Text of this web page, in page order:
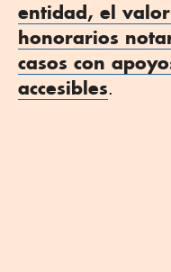
entidad, el
honorarios
casos con
accesibles.